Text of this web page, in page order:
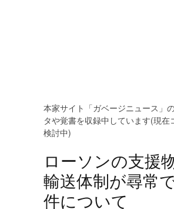
本家サイト「ガベージニュース」
タや覚書を収録中しています(現在
検討中)
ローソンの支援
輸送体制が尋常
件について